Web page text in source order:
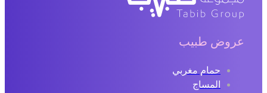
عروض طبيب
حمام مغربي
المساج